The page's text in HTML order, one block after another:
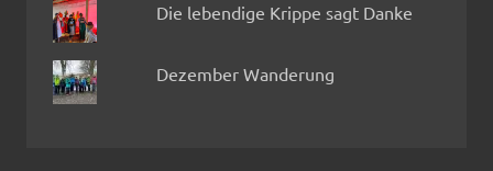
Die lebendige Krippe sagt Danke
Dezember Wanderung